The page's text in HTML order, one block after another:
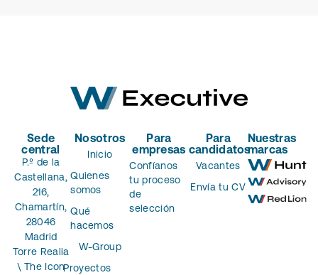
Sede
central
P.º de la
Castellana,
216,
Chamartín,
28046
Madrid
Torre Realia
\ The Icon
Nosotros
Inicio
Quienes
somos
Qué
hacemos
W-Group
Proyectos
Para
empresas
Confíanos
tu proceso
de
selección
Para
candidatos
Vacantes
Envía tu CV
Nuestras
marcas